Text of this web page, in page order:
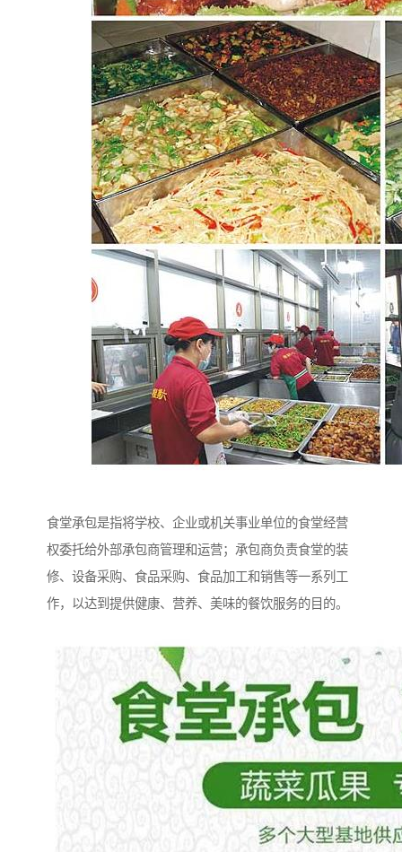
食堂承包是指将学校、企业或机关事业单位的食堂经营
权委托给外部承包商管理和运营；承包商负责食堂的装
修、设备采购、食品采购、食品加工和销售等一系列工
作，以达到提供健康、营养、美味的餐饮服务的目的。